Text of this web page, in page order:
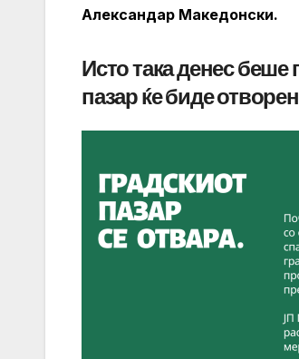
Александар Македонски.
Исто така денес
пазар ќе биде